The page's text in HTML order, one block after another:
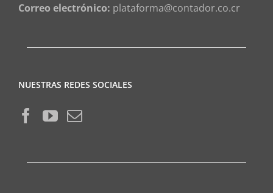
Correo electrónico: plataforma@contador.co.cr
NUESTRAS REDES SOCIALES